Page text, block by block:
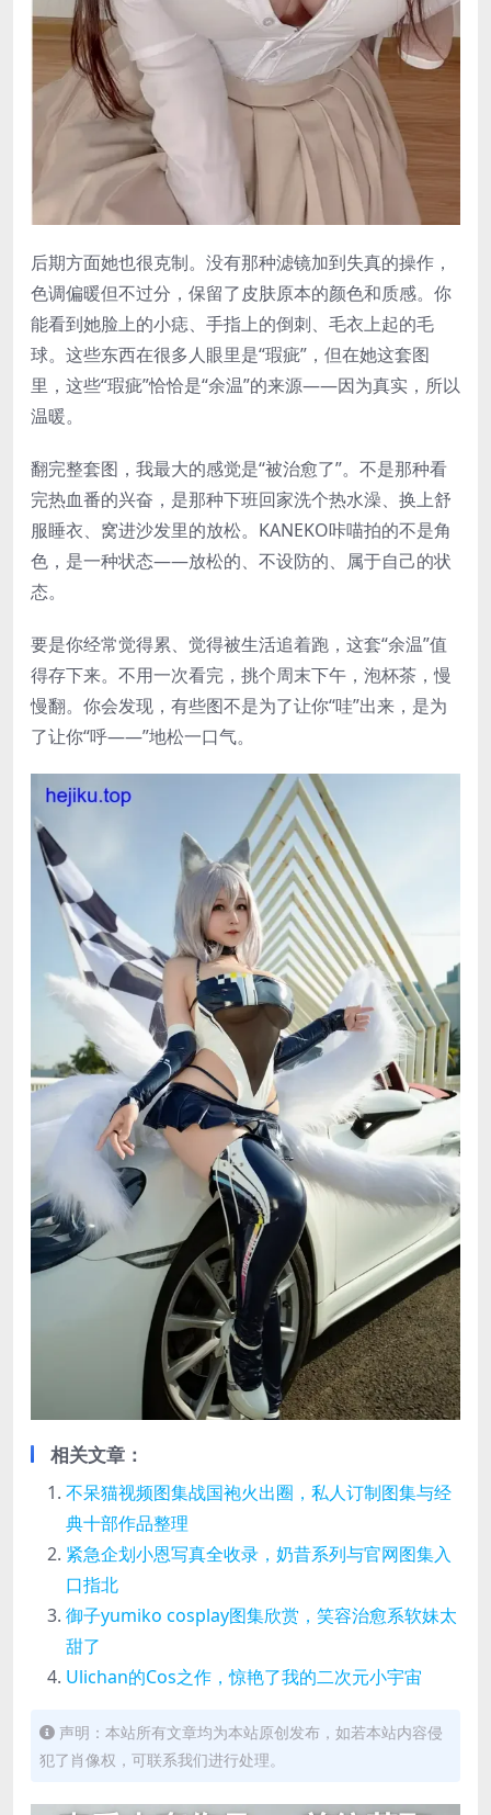
后期方面她也很克制。没有那种滤镜加到失真的操作，
色调偏暖但不过分，保留了皮肤原本的颜色和质感。你
能看到她脸上的小痣、手指上的倒刺、毛衣上起的毛
球。这些东西在很多人眼里是“瑕疵”，但在她这套图
里，这些“瑕疵”恰恰是“余温”的来源——因为真实，所以
温暖。
翻完整套图，我最大的感觉是“被治愈了”。不是那种看
完热血番的兴奋，是那种下班回家洗个热水澡、换上舒
服睡衣、窝进沙发里的放松。KANEKO咔喵拍的不是角
色，是一种状态——放松的、不设防的、属于自己的状
态。
要是你经常觉得累、觉得被生活追着跑，这套“余温”值
得存下来。不用一次看完，挑个周末下午，泡杯茶，慢
慢翻。你会发现，有些图不是为了让你“哇”出来，是为
了让你“呼——”地松一口气。
相关文章：
不呆猫视频图集战国袍火出圈，私人订制图集与经
典十部作品整理
紧急企划小恩写真全收录，奶昔系列与官网图集入
口指北
御子yumiko cosplay图集欣赏，笑容治愈系软妹太
甜了
Ulichan的Cos之作，惊艳了我的二次元小宇宙
声明：本站所有文章均为本站原创发布，如若本站内容侵
犯了肖像权，可联系我们进行处理。